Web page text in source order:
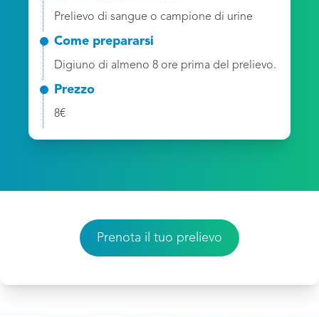
Prelievo di sangue o campione di urine
Come prepararsi
Digiuno di almeno 8 ore prima del prelievo.
Prezzo
8€
Prenota il tuo prelievo